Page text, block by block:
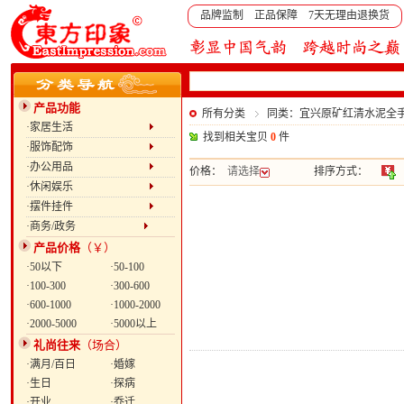
品牌监制 正品保障 7天无理由退换货
产品功能
·家居生活
·服饰配饰
·办公用品
·休闲娱乐
·摆件挂件
·商务/政务
产品价格（￥）
·50以下
·50-100
·100-300
·300-600
·600-1000
·1000-2000
·2000-5000
·5000以上
礼尚往来 （场合）
·满月/百日
·婚嫁
·生日
·探病
所有分类
同类：宜兴原矿红清水泥全
找到相关宝贝 0 件
价格： 请选择 排序方式：